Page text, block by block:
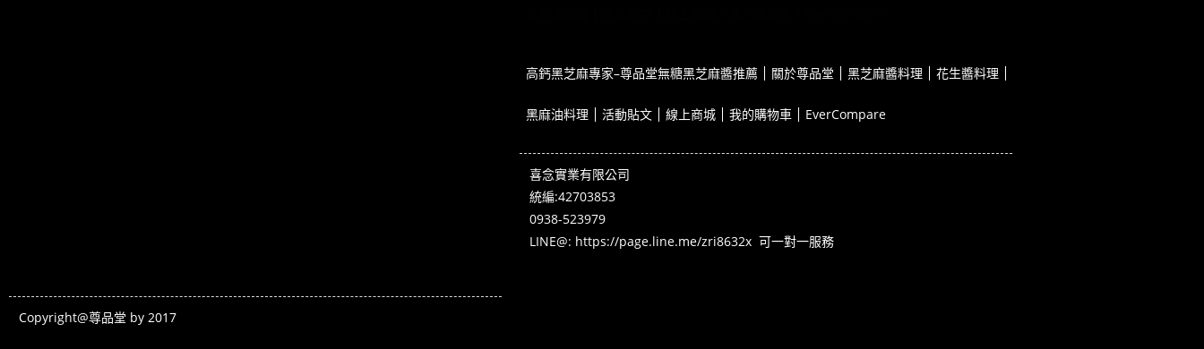
Copyright@尊品堂 by 2017
高鈣黑芝麻專家–尊品堂無糖黑芝麻醬推薦 關於尊品堂 黑芝麻醬料理 花生醬料理
黑麻油料理 活動貼文 線上商城 我的購物車 EverCompare
喜念實業有限公司
統編:42703853
0938-523979
LINE@: https://page.line.me/zri8632x 可一對一服務